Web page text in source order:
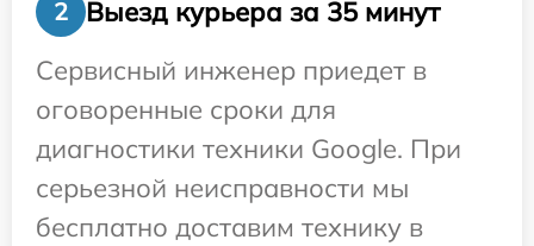
2
Выезд курьера за 35 минут
Сервисный инженер приедет в
оговоренные сроки для
диагностики техники Google. При
серьезной неисправности мы
бесплатно доставим технику в